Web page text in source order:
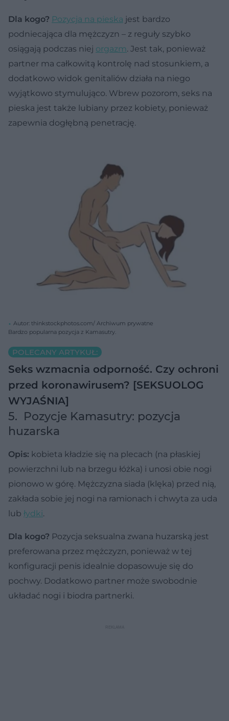
Dla kogo? Pozycja na pieska jest bardzo
podniecająca dla mężczyzn – z reguły szybko
osiągają podczas niej orgazm. Jest tak, ponieważ
partner ma całkowitą kontrolę nad stosunkiem, a
dodatkowo widok genitaliów działa na niego
wyjątkowo stymulująco. Wbrew pozorom, seks na
pieska jest także lubiany przez kobiety, ponieważ
zapewnia dogłębną penetrację.
Autor: thinkstockphotos.com/ Archiwum prywatne
Bardzo popularna pozycja z Kamasutry.
POLECANY ARTYKUŁ:
Seks wzmacnia odporność. Czy ochroni
przed koronawirusem? [SEKSUOLOG
WYJAŚNIA]
5. Pozycje Kamasutry: pozycja
huzarska
Opis: kobieta kładzie się na plecach (na płaskiej
powierzchni lub na brzegu łóżka) i unosi obie nogi
pionowo w górę. Mężczyzna siada (klęka) przed nią,
zakłada sobie jej nogi na ramionach i chwyta za uda
lub łydki.
Dla kogo? Pozycja seksualna zwana huzarską jest
preferowana przez mężczyzn, ponieważ w tej
konfiguracji penis idealnie dopasowuje się do
pochwy. Dodatkowo partner może swobodnie
układać nogi i biodra partnerki.